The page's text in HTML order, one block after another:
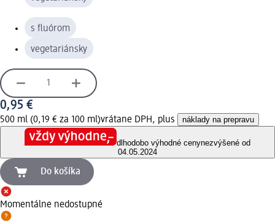
s fluórom
vegetariánsky
0,95 €
500 ml (0,19 € za 100 ml)vrátane DPH, plus náklady na prepravu
dlhodobo výhodné cenynezvýšené od
04.05.2024
Do košíka
Momentálne nedostupné